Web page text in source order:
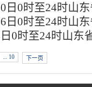
月23日 10:04
日0时至24时山
月21日 9:25
日0时至24时山
月17日 10:38
0时至24时山东
月9日 9:27
... 10 下一页